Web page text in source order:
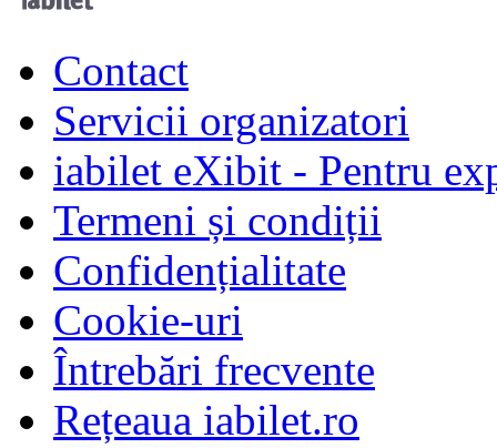
Contact
Servicii organizatori
iabilet eXibit - Pentru
Termeni și condiții
Confidențialitate
Cookie-uri
Întrebări frecvente
Rețeaua iabilet.ro